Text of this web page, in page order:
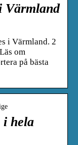
Värmland
i Värmland. 2
om
på bästa
i hela